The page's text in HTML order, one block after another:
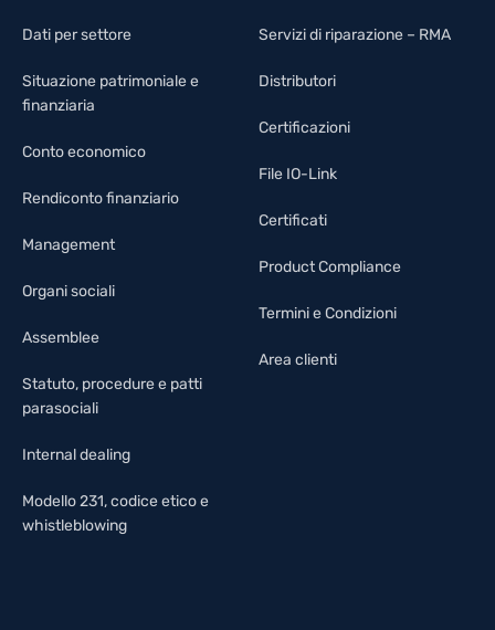
Dati per settore
Situazione patrimoniale e
finanziaria
Conto economico
Rendiconto finanziario
Management
Organi sociali
Assemblee
Statuto, procedure e patti
parasociali
Internal dealing
Modello 231, codice etico e
whistleblowing
Servizi di riparazione – RMA
Distributori
Certificazioni
File IO-Link
Certificati
Product Compliance
Termini e Condizioni
Area clienti